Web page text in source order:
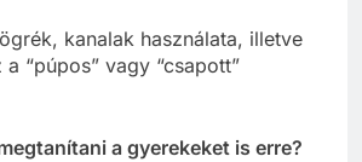
kanalak használata, illetve
“púpos” vagy “csapott”
a gyerekeket is erre?